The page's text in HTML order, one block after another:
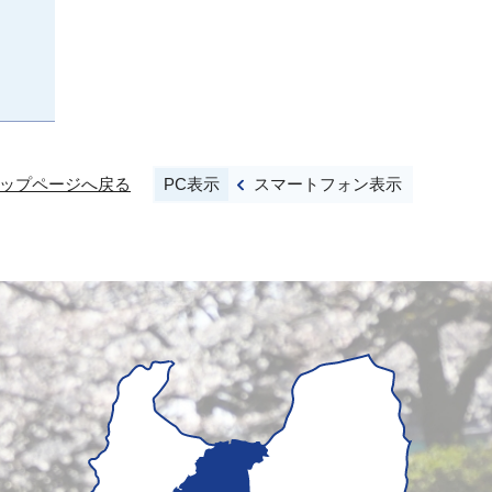
プページへ戻る PC表示 スマートフォン表示